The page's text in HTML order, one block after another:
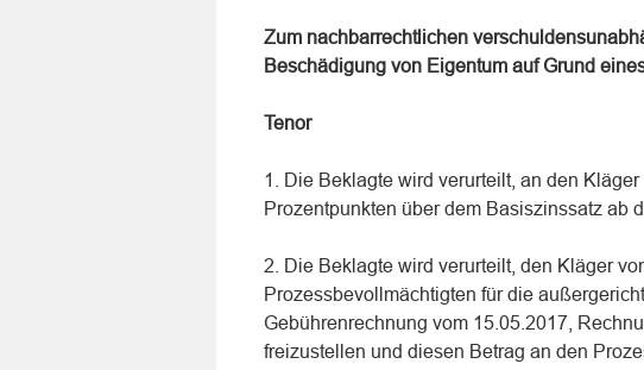
Zum nachbarrechtlichen
Beschädigung von Eigentum auf Grund
Tenor
1. Die Beklagte wird verurteilt, an den
Prozentpunkten über dem Basiszinssatz ab
2. Die Beklagte wird verurteilt, den Kläger
Prozessbevollmächtigten für die
Gebührenrechnung vom 15.05.2017,
freizustellen und diesen Betrag an den